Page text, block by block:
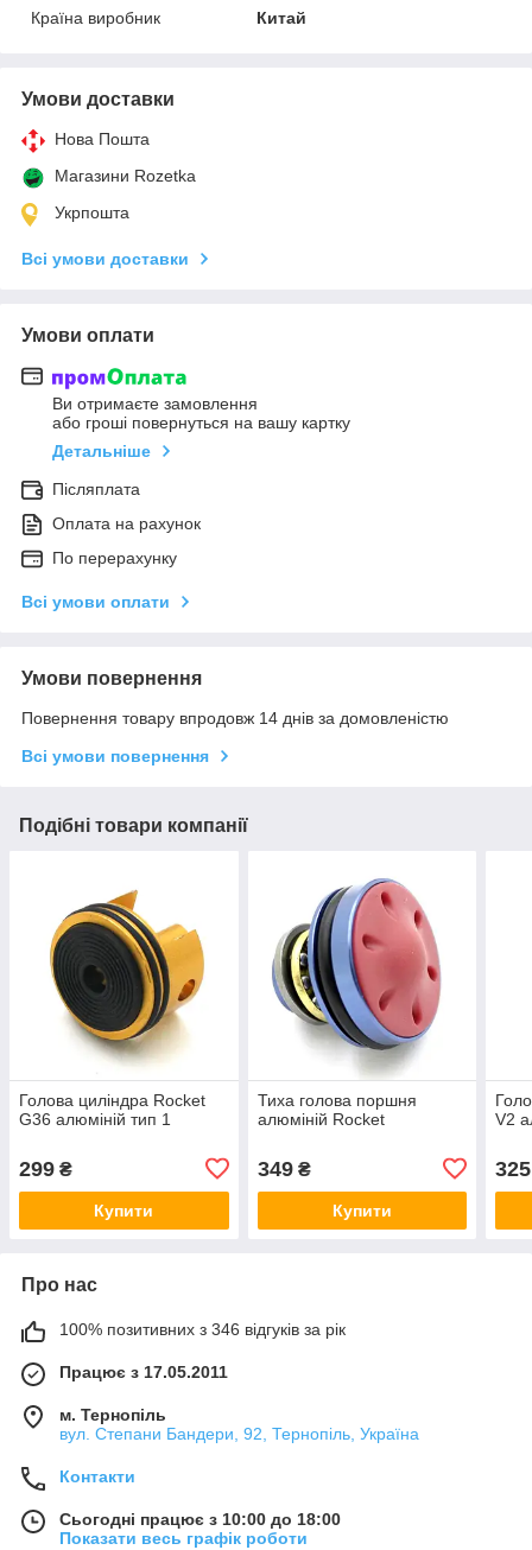
Країна виробник
Китай
Умови доставки
Нова Пошта
Магазини Rozetka
Укрпошта
Всі умови доставки
Умови оплати
Ви отримаєте замовлення
або гроші повернуться на вашу картку
Детальніше
Післяплата
Оплата на рахунок
По перерахунку
Всі умови оплати
Умови повернення
Повернення товару впродовж 14 днів за домовленістю
Всі умови повернення
Подібні товари компанії
Голова циліндра Rocket
G36 алюміній тип 1
299 ₴
Купити
Тиха голова поршня
алюміній Rocket
349₴
Купити
V2
325
Про нас
100% позитивних з 346 відгуків за рік
Працює з 17.05.2011
м. Тернопіль
вул. Степани Бандери, 92, Тернопіль, Україна
Контакти
Сьогодні працює з 10:00 до 18:00
Показати весь графік роботи